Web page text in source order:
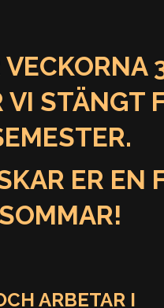
VECKORNA
VI STÄNGT
ER EN
SOMMAR!
ARBETAR I